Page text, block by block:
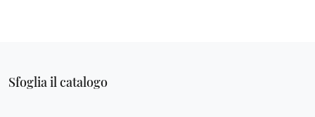
Sfoglia il catalogo